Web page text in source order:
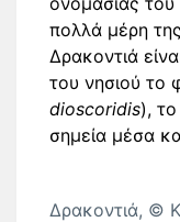
πολλά μέρη
Δρακοντιά
του νησιού
dioscoridis),
σημεία μέσα
Δρακοντιά, ©